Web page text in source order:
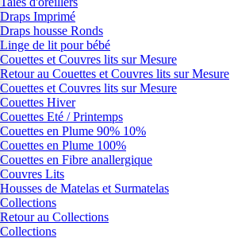
Draps Imprimé
Draps housse Ronds
Linge de lit pour bébé
Couettes et Couvres lits sur Mesure
Retour au Couettes et Couvres lits sur Mesure
Couettes et Couvres lits sur Mesure
Couettes Hiver
Couettes Eté / Printemps
Couettes en Plume 90% 10%
Couettes en Plume 100%
Couettes en Fibre anallergique
Couvres Lits
Housses de Matelas et Surmatelas
Collections
Retour au Collections
Collections